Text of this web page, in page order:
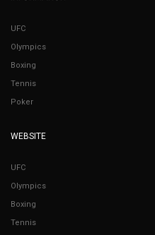
UFC
Olympics
Boxing
Tennis
Poker
WEBSITE
UFC
Olympics
Boxing
Tennis